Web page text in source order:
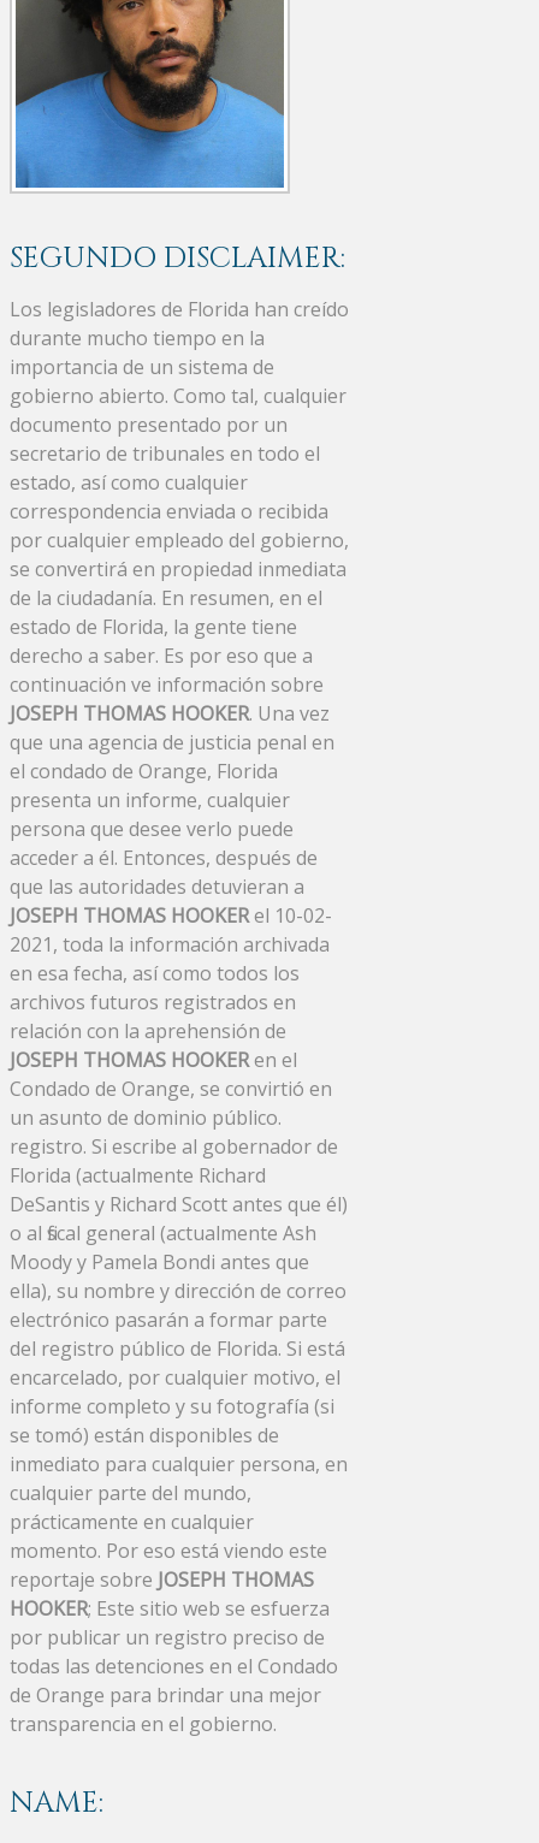
SEGUNDO DISCLAIMER:
Los legisladores de Florida han creído
durante mucho tiempo en la
importancia de un sistema de
gobierno abierto. Como tal, cualquier
documento presentado por un
secretario de tribunales en todo el
estado, así como cualquier
correspondencia enviada o recibida
por cualquier empleado del gobierno,
se convertirá en propiedad inmediata
de la ciudadanía. En resumen, en el
estado de Florida, la gente tiene
derecho a saber. Es por eso que a
continuación ve información sobre
JOSEPH THOMAS HOOKER. Una vez
que una agencia de justicia penal en
el condado de Orange, Florida
presenta un informe, cualquier
persona que desee verlo puede
acceder a él. Entonces, después de
que las autoridades detuvieran a
JOSEPH THOMAS HOOKERel 10-02-
2021, toda la información archivada
en esa fecha, así como todos los
archivos futuros registrados en
relación con la aprehensión de
JOSEPH THOMAS HOOKERen el
Condado de Orange, se convirtió en
un asunto de dominio público.
registro. Si escribe al gobernador de
Florida (actualmente Richard
DeSantis y Richard Scott antes que él)
o al fiscal general (actualmente Ash
Moody y Pamela Bondi antes que
ella), su nombre y dirección de correo
electrónico pasarán a formar parte
del registro público de Florida. Si está
encarcelado, por cualquier motivo, el
informe completo y su fotografía (si
se tomó) están disponibles de
inmediato para cualquier persona, en
cualquier parte del mundo,
prácticamente en cualquier
momento. Por eso está viendo este
reportaje sobre JOSEPH THOMAS
HOOKER; Este sitio web se esfuerza
por publicar un registro preciso de
todas las detenciones en el Condado
de Orange para brindar una mejor
transparencia en el gobierno.
NAME: